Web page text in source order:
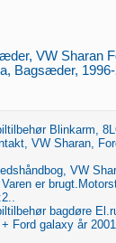
VW Sharan
Bagsæder,
Blinkarm,
VW Sharan,
VW
er
bagdøre
Ford galaxy år